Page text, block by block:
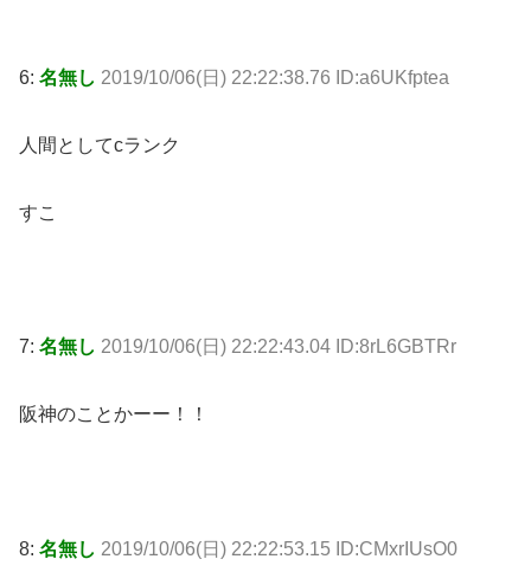
6: 名無し 2019/10/06(日) 22:22:38.76 ID:a6UKfptea
人間としてcランク
すこ
7: 名無し 2019/10/06(日) 22:22:43.04 ID:8rL6GBTRr
阪神のことかーー！！
8: 名無し 2019/10/06(日) 22:22:53.15 ID:CMxrIUsO0